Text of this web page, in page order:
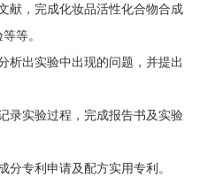
献，完成化妆品活性化合物合成
等。
析出实验中出现的问题，并提出
录实验过程，完成报告书及实验
分专利申请及配方实用专利。